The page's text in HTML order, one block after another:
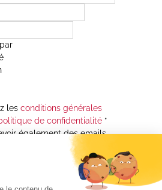
les conditions générales
de confidentialité*
également des emails
informé(e) de toutes les
des agences de la
À tout moment, vous
lien de désabonnement